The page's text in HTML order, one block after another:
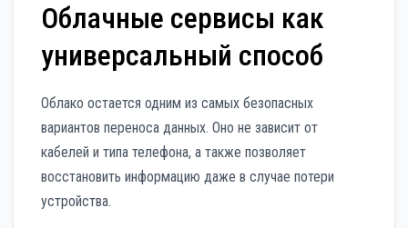
Облачные сервисы как
универсальный способ
Облако остается одним из самых безопасных
вариантов переноса данных. Оно не зависит от
кабелей и типа телефона, а также позволяет
восстановить информацию даже в случае потери
устройства.